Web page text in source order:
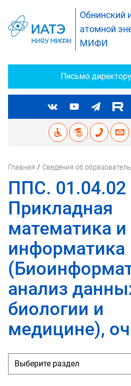
Обнинский
атомной
МИФИ
Письмо директору
Главная / Сведения об
ППС. 01.04.02
Прикладная
математика и
информатика
анализ
биологии и
медицине),